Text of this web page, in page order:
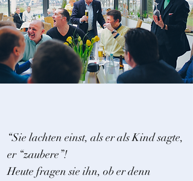
“Sie lachten einst, als er als Kind sagte,
er “zaubere”!
Heute fragen sie ihn, ob er denn